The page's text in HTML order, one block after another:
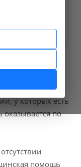
, код услуги
у которых есть
по
помощь